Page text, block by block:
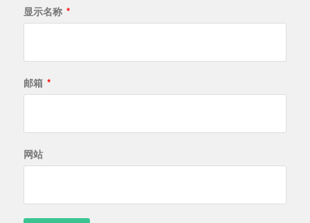
显示名称 *
邮箱 *
网站